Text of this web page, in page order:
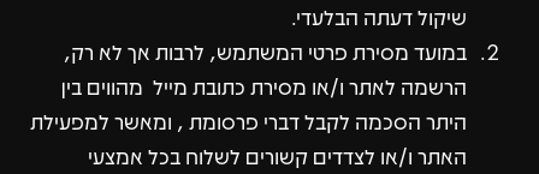
שיקול דעתה הבלעדי.
במועד מסירת פרטי המשתמש, לרבות אך לא רק,
הרשמה לאתר ו/או מסירת כתובת מייל מהווים בין
היתר הסכמה לקבל דברי פרסומת , ומאשר למפעילת
האתר ו/או לצדדים קשורים לשלוח בכל אמצעי